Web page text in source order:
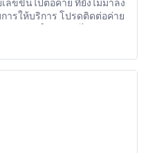
ลขขึ้นไปต่อค่าย ที่ยังไม่มาลง
ารให้บริการ โปรดติดต่อค่าย